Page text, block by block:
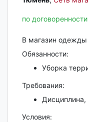
по договоренности
В магазин
Обязанности:
Уборка
Требования:
Дисциплина,
Условия: